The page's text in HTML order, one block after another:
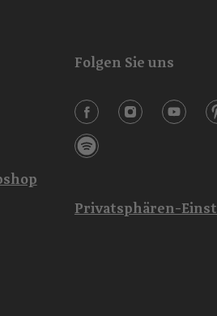
Folgen Sie uns
Privatsphären-